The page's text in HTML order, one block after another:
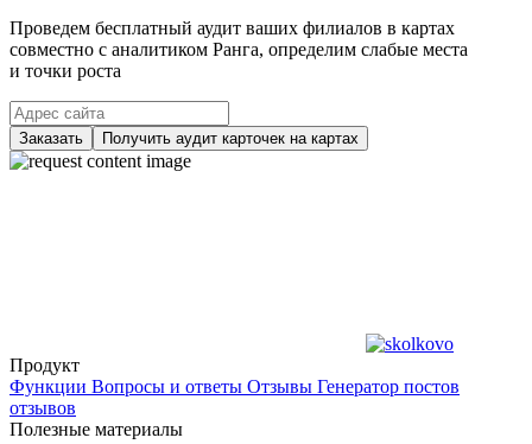
Проведем бесплатный аудит ваших филиалов в картах
совместно с аналитиком Ранга, определим слабые места
и точки роста
Заказать Получить аудит карточек на картах
Продукт
Функции Вопросы и ответы Отзывы Генератор постов
отзывов
Полезные материалы